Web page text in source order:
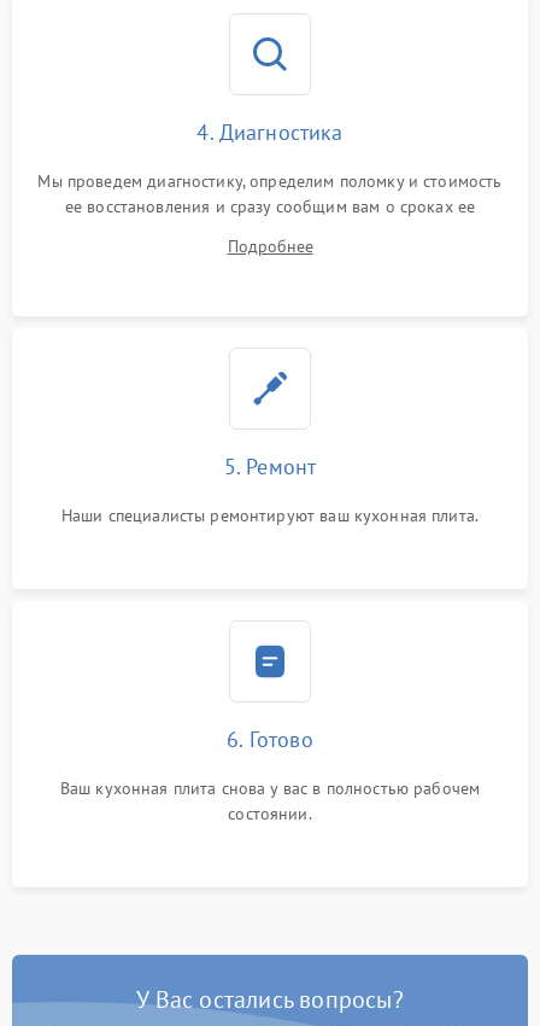
4. Диагностика
Мы проведем диагностику, определим поломку и стоимость
ее восстановления и сразу сообщим вам о сроках ее
Подробнее
5. Ремонт
Наши специалисты ремонтируют ваш кухонная плита.
6. Готово
Ваш кухонная плита снова у вас в полностью рабочем
состоянии.
У Вас остались вопросы?